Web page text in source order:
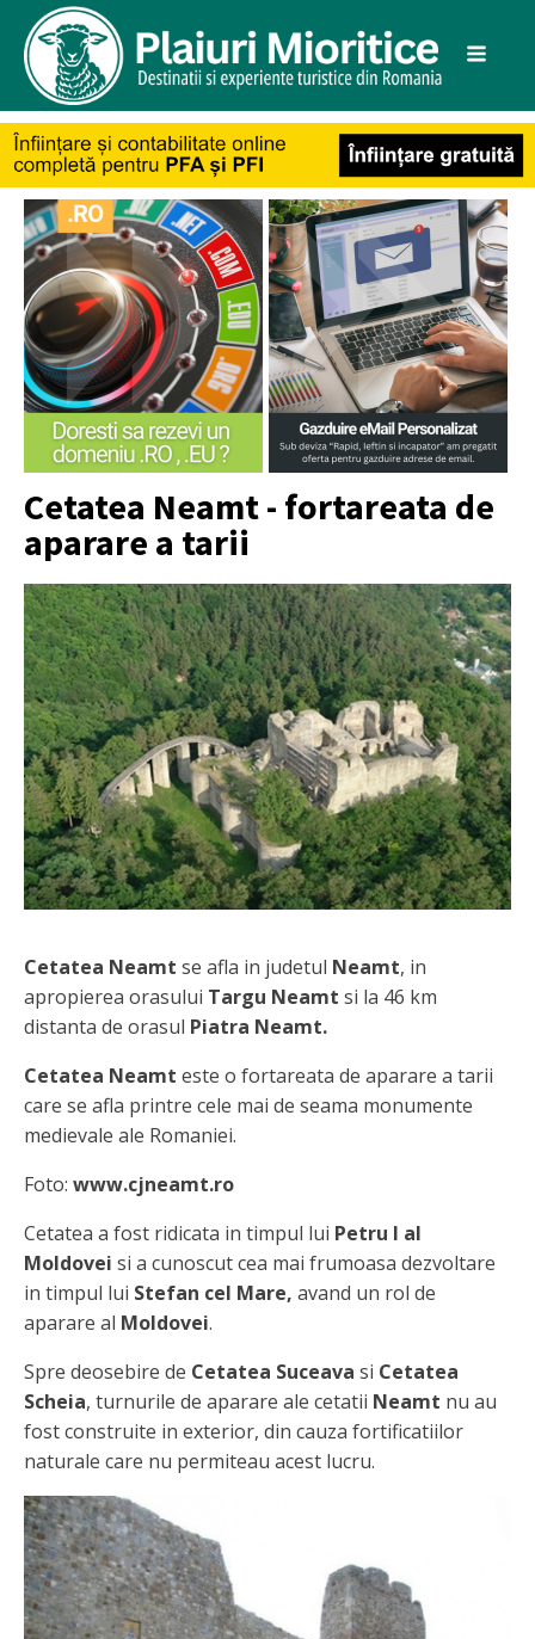
Cetatea Neamt - fortareata de
aparare a tarii
Cetatea Neamt se afla in judetul Neamt, in
apropierea orasului Targu Neamt si la 46 km
distanta de orasul Piatra Neamt.
Cetatea Neamt este o fortareata de aparare a tarii
care se afla printre cele mai de seama monumente
medievale ale Romaniei.
Foto: www.cjneamt.ro
Cetatea a fost ridicata in timpul lui Petru I al
Moldovei si a cunoscut cea mai frumoasa dezvoltare
in timpul lui Stefan cel Mare, avand un rol de
aparare al Moldovei.
Spre deosebire de Cetatea Suceava si Cetatea
Scheia, turnurile de aparare ale cetatii Neamt nu au
fost construite in exterior, din cauza fortificatiilor
naturale care nu permiteau acest lucru.